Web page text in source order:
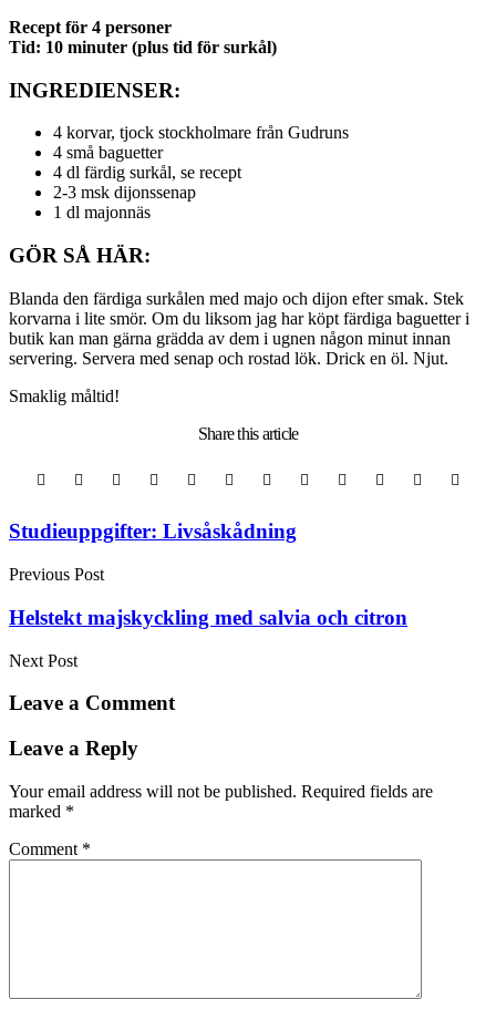
Recept för 4 personer
Tid: 10 minuter (plus tid för surkål)
INGREDIENSER:
4 korvar, tjock stockholmare från Gudruns
4 små baguetter
4 dl färdig surkål, se recept
2-3 msk dijonssenap
1 dl majonnäs
GÖR SÅ HÄR:
Blanda den färdiga surkålen med majo och dijon efter smak. Stek
korvarna i lite smör. Om du liksom jag har köpt färdiga baguetter i
butik kan man gärna grädda av dem i ugnen någon minut innan
servering. Servera med senap och rostad lök. Drick en öl. Njut.
Smaklig måltid!
Sharethis article
Post
navigation
Studieuppgifter: Livsåskådning
Previous Post
Helstekt majskyckling med salvia och citron
Next Post
Leave a Comment
Leave a Reply
Your email address will not be published. Required fields are
marked *
Comment *